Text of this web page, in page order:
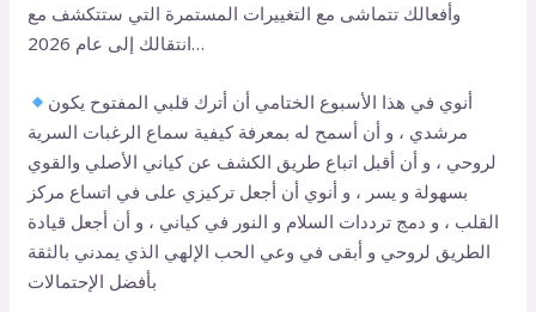
وأفعالك تتماشى مع التغييرات المستمرة التي ستتكشف مع
انتقالك إلى عام 2026…
أنوي في هذا الأسبوع الختامي أن أترك قلبي المفتوح يكون
مرشدي ، و أن أسمح له بمعرفة كيفية سماع الرغبات السرية
لروحي ، و أن أقبل اتباع طريق الكشف عن كياني الأصلي والقوي
بسهولة و يسر ، و أنوي أن أجعل تركيزي على في اتساع مركز
القلب ، و دمج ترددات السلام و النور في كياني ، و أن أجعل قيادة
الطريق لروحي و أبقى في وعي الحب الإلهي الذي يمدني بالثقة
بأفضل الإحتمالات